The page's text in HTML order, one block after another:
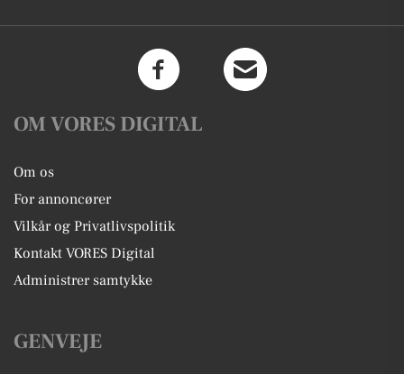
OM VORES DIGITAL
Om os
For annoncører
Vilkår og Privatlivspolitik
Kontakt VORES Digital
Administrer samtykke
GENVEJE